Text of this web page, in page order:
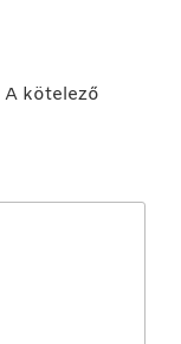
A kötelező